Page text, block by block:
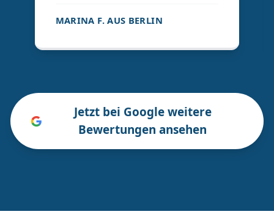
MARINA F. AUS BERLIN
Jetzt bei Google weitere
Bewertungen ansehen